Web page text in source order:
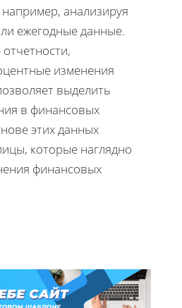
анализируя
ежегодные данные.
изменения
выделить
в финансовых
этих данных
которые наглядно
финансовых